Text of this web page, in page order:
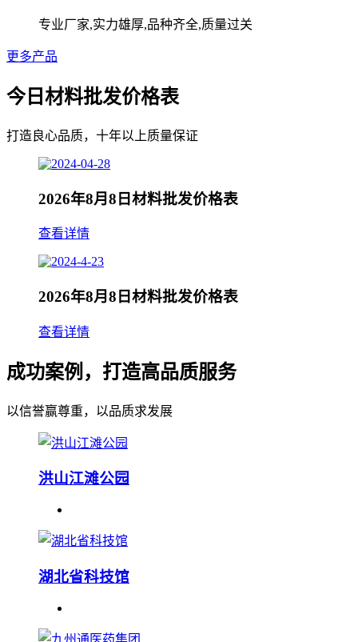
专业厂家,实力雄厚,品种齐全,质量过关
更多产品
今日材料批发价格表
打造良心品质，十年以上质量保证
2026年8月8日材料批发价格表
查看详情
2026年8月8日材料批发价格表
查看详情
成功案例，打造高品质服务
以信誉赢尊重，以品质求发展
洪山江滩公园
湖北省科技馆